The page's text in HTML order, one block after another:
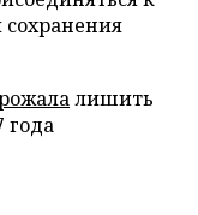
лишить
года